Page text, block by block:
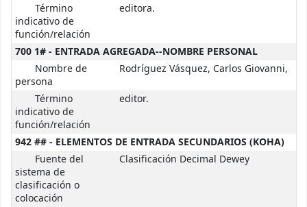
Término
indicativo de
función/relación
editora.
700 1# - ENTRADA AGREGADA--NOMBRE PERSONAL
Nombre de
persona
Rodríguez Vásquez, Carlos Giovanni,
Término
indicativo de
función/relación
editor.
942 ## - ELEMENTOS DE ENTRADA SECUNDARIOS (KOHA)
Fuente del
sistema de
clasificación o
colocación
Clasificación Decimal Dewey